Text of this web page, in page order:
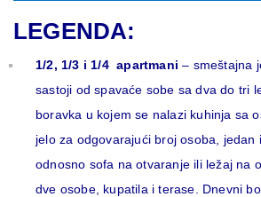
LEGENDA:
1/2, 1/3 i 1/4 apartmani – smeštajna
sastoji od spavaće sobe sa dva do tri
boravka u kojem se nalazi kuhinja sa
jelo za odgovarajući broj osoba, jedan
odnosno sofa na otvaranje ili ležaj na
dve osobe, kupatila i terase. Dnevni